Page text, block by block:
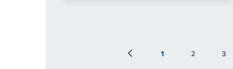
Pagina precedente
Prima pagina
1
Pagina
2 3